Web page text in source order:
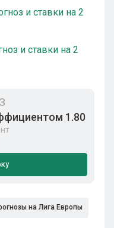
и ставки на 2
и ставки на 2
1.80
на Лига Европы